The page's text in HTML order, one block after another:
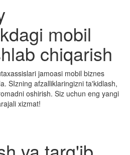
mobil
chiqarish
jamoasi mobil biznes
SIzning afzalliklaringizni ta'kidlash,
oshirish. Siz uchun eng yangi
xizmat!